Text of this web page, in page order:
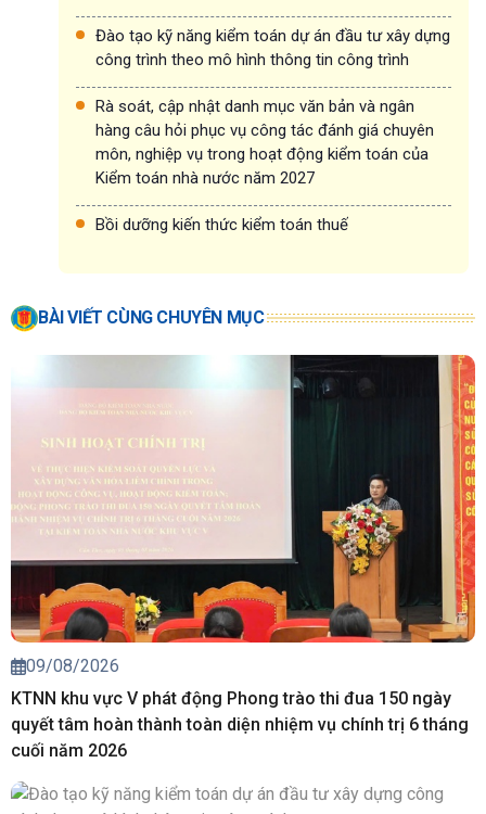
Đào tạo kỹ năng kiểm toán dự án đầu tư xây dựng
công trình theo mô hình thông tin công trình
Rà soát, cập nhật danh mục văn bản và ngân
hàng câu hỏi phục vụ công tác đánh giá chuyên
môn, nghiệp vụ trong hoạt động kiểm toán của
Kiểm toán nhà nước năm 2027
Bồi dưỡng kiến thức kiểm toán thuế
BÀI VIẾT CÙNG CHUYÊN MỤC
09/08/2026
KTNN khu vực V phát động Phong trào thi đua 150 ngày
quyết tâm hoàn thành toàn diện nhiệm vụ chính trị 6 tháng
cuối năm 2026